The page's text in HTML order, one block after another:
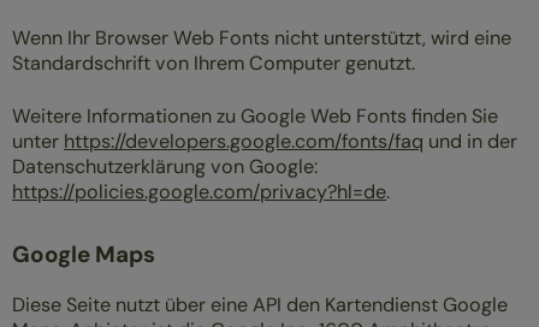
Wenn Ihr Browser Web Fonts nicht unterstützt, wird eine
Standardschrift von Ihrem Computer genutzt.
Weitere Informationen zu Google Web Fonts finden Sie
unter https://developers.google.com/fonts/faq und in der
Datenschutzerklärung von Google:
https://policies.google.com/privacy?hl=de.
Google Maps
Diese Seite nutzt über eine API den Kartendienst Google